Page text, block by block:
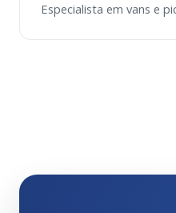
Especialista em vans e